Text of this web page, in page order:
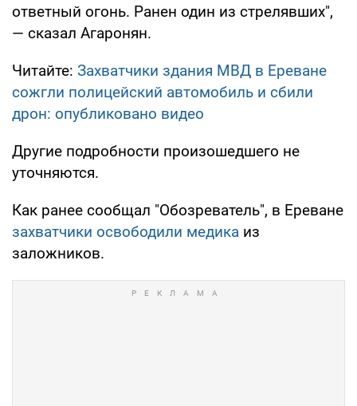
ответный огонь. Ранен один из стрелявших",
— сказал Агаронян.
Читайте: Захватчики здания МВД в Ереване
сожгли полицейский автомобиль и сбили
дрон: опубликовано видео
Другие подробности произошедшего не
уточняются.
Как ранее сообщал "Обозреватель", в Ереване
захватчики освободили медика из
заложников.